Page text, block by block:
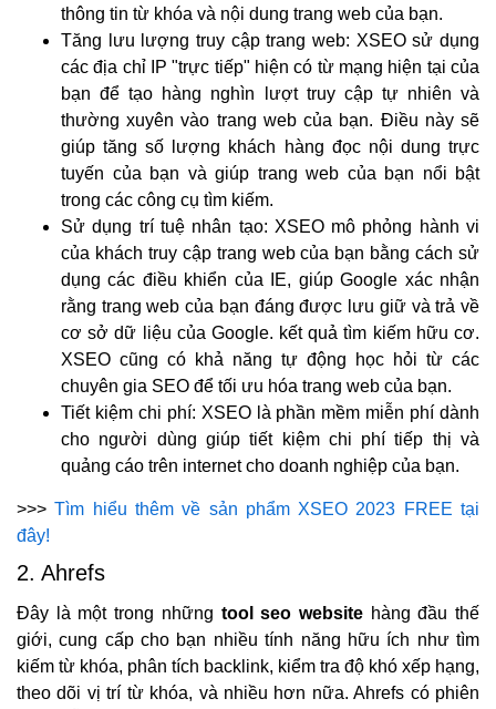
thông tin từ khóa và nội dung trang web của bạn.
Tăng lưu lượng truy cập trang web: XSEO sử dụng
các địa chỉ IP "trực tiếp" hiện có từ mạng hiện tại của
bạn để tạo hàng nghìn lượt truy cập tự nhiên và
thường xuyên vào trang web của bạn. Điều này sẽ
giúp tăng số lượng khách hàng đọc nội dung trực
tuyến của bạn và giúp trang web của bạn nổi bật
trong các công cụ tìm kiếm.
Sử dụng trí tuệ nhân tạo: XSEO mô phỏng hành vi
của khách truy cập trang web của bạn bằng cách sử
dụng các điều khiển của IE, giúp Google xác nhận
rằng trang web của bạn đáng được lưu giữ và trả về
cơ sở dữ liệu của Google. kết quả tìm kiếm hữu cơ.
XSEO cũng có khả năng tự động học hỏi từ các
chuyên gia SEO để tối ưu hóa trang web của bạn.
Tiết kiệm chi phí: XSEO là phần mềm miễn phí dành
cho người dùng giúp tiết kiệm chi phí tiếp thị và
quảng cáo trên internet cho doanh nghiệp của bạn.
>>>Tìm hiểu thêm về sản phẩm XSEO 2023 FREE tại
đây!
2. Ahrefs
Đây là một trong những tool seo websitehàng đầu thế
giới, cung cấp cho bạn nhiều tính năng hữu ích như tìm
kiếm từ khóa, phân tích backlink, kiểm tra độ khó xếp hạng,
theo dõi vị trí từ khóa, và nhiều hơn nữa. Ahrefs có phiên